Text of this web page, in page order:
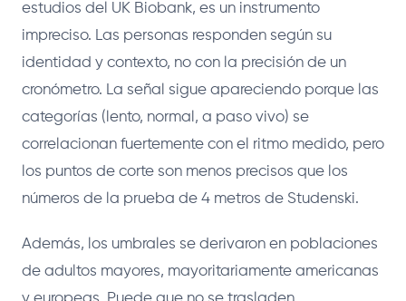
estudios del UK Biobank, es un instrumento
impreciso. Las personas responden según su
identidad y contexto, no con la precisión de un
cronómetro. La señal sigue apareciendo porque las
categorías (lento, normal, a paso vivo) se
correlacionan fuertemente con el ritmo medido, pero
los puntos de corte son menos precisos que los
números de la prueba de 4 metros de Studenski.
Además, los umbrales se derivaron en poblaciones
de adultos mayores, mayoritariamente americanas